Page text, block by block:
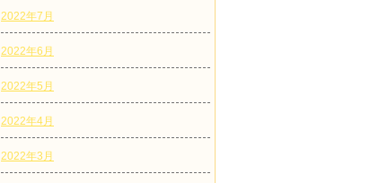
2022年7月
2022年6月
2022年5月
2022年4月
2022年3月